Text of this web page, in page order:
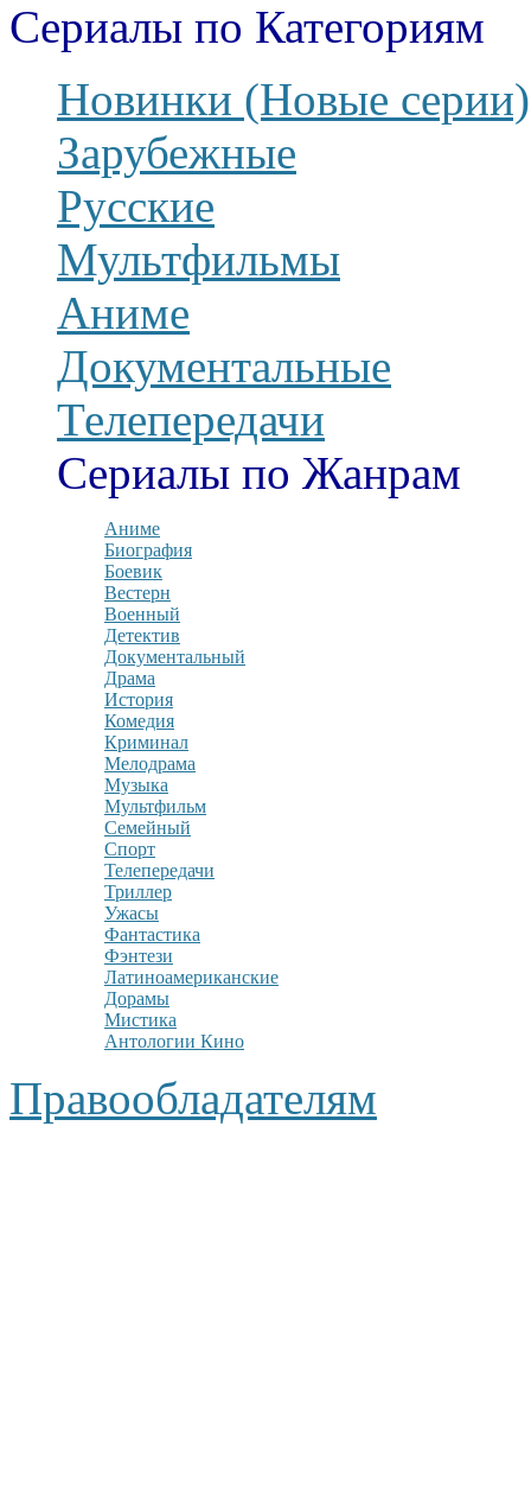
Сериалы по Категориям
Новинки (Новые серии)
Зарубежные
Русские
Мультфильмы
Аниме
Документальные
Телепередачи
Сериалы по Жанрам
Аниме
Биография
Боевик
Вестерн
Военный
Детектив
Документальный
Драма
История
Комедия
Криминал
Мелодрама
Музыка
Мультфильм
Семейный
Спорт
Телепередачи
Триллер
Ужасы
Фантастика
Фэнтези
Латиноамериканские
Дорамы
Мистика
Антологии Кино
Правообладателям